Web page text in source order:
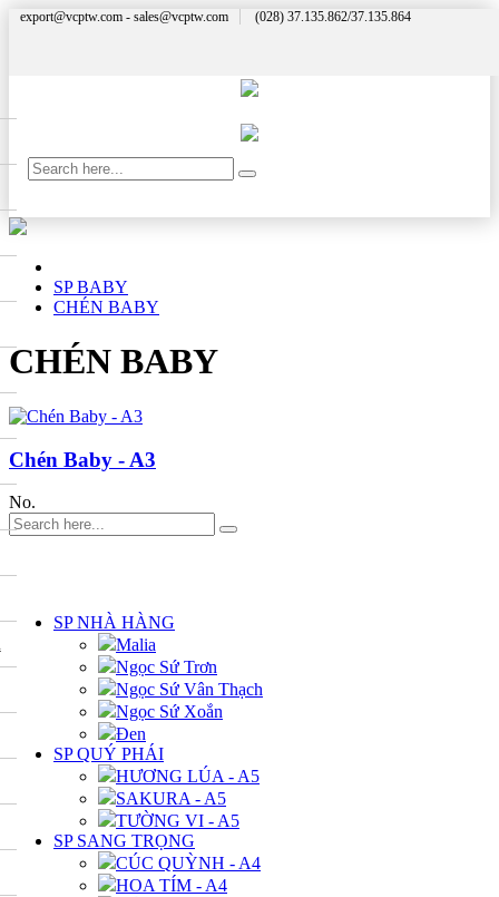
export@vcptw.com - sales@vcptw.com (028) 37.135.862/37.135.864
SP BABY
CHÉN BABY
CHÉN BABY
Chén Baby - A3
No.
SP NHÀ HÀNG
Malia
Ngọc Sứ Trơn
Ngọc Sứ Vân Thạch
Ngọc Sứ Xoắn
Đen
SP QUÝ PHÁI
HƯƠNG LÚA - A5
SAKURA - A5
TƯỜNG VI - A5
SP SANG TRỌNG
CÚC QUỲNH - A4
HOA TÍM - A4